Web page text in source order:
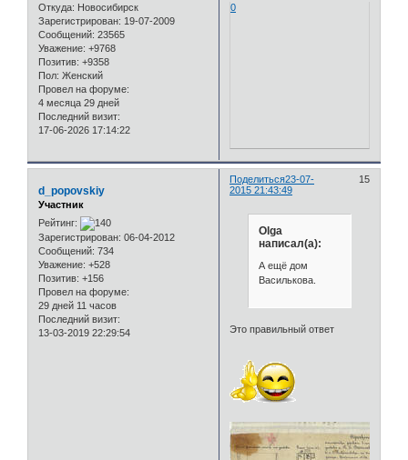
Откуда: Новосибирск
Зарегистрирован: 19-07-2009
Сообщений: 23565
Уважение: +9768
Позитив: +9358
Пол: Женский
Провел на форуме:
4 месяца 29 дней
Последний визит:
17-06-2026 17:14:22
0
Поделиться 15
23-07-
2015 21:43:49
d_popovskiy
Участник
Рейтинг:
Зарегистрирован: 06-04-2012
Сообщений: 734
Уважение: +528
Позитив: +156
Провел на форуме:
29 дней 11 часов
Последний визит:
13-03-2019 22:29:54
Olga
написал(а):
А ещё дом
Василькова.
Это правильный ответ